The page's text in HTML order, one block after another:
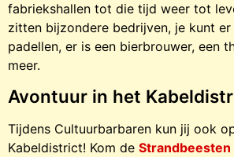
fabriekshallen tot die tijd weer tot
zitten bijzondere bedrijven, je kunt
padellen, er is een bierbrouwer, een
meer.
Avontuur in het
Tijdens Cultuurbarbaren kun jij ook
Kabeldistrict! Kom de Strandbeesten